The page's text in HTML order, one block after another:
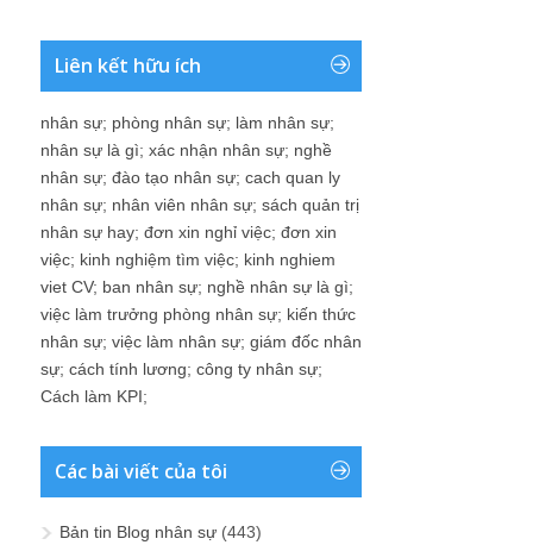
Liên kết hữu ích
nhân sự; phòng nhân sự; làm nhân sự;
nhân sự là gì; xác nhận nhân sự; nghề
nhân sự; đào tạo nhân sự; cach quan ly
nhân sự; nhân viên nhân sự; sách quản trị
nhân sự hay; đơn xin nghỉ việc; đơn xin
việc; kinh nghiệm tìm việc; kinh nghiem
viet CV; ban nhân sự; nghề nhân sự là gì;
việc làm trưởng phòng nhân sự; kiến thức
nhân sự; việc làm nhân sự; giám đốc nhân
sự; cách tính lương; công ty nhân sự;
Cách làm KPI;
Các bài viết của tôi
Bản tin Blog nhân sự (443)